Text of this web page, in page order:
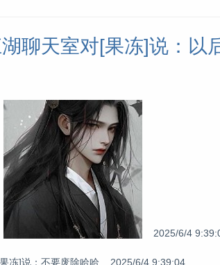
聊天室对[果冻]说：以
2025/6/4
冻]说：不要废除哈哈 2025/6/4 9:39:04